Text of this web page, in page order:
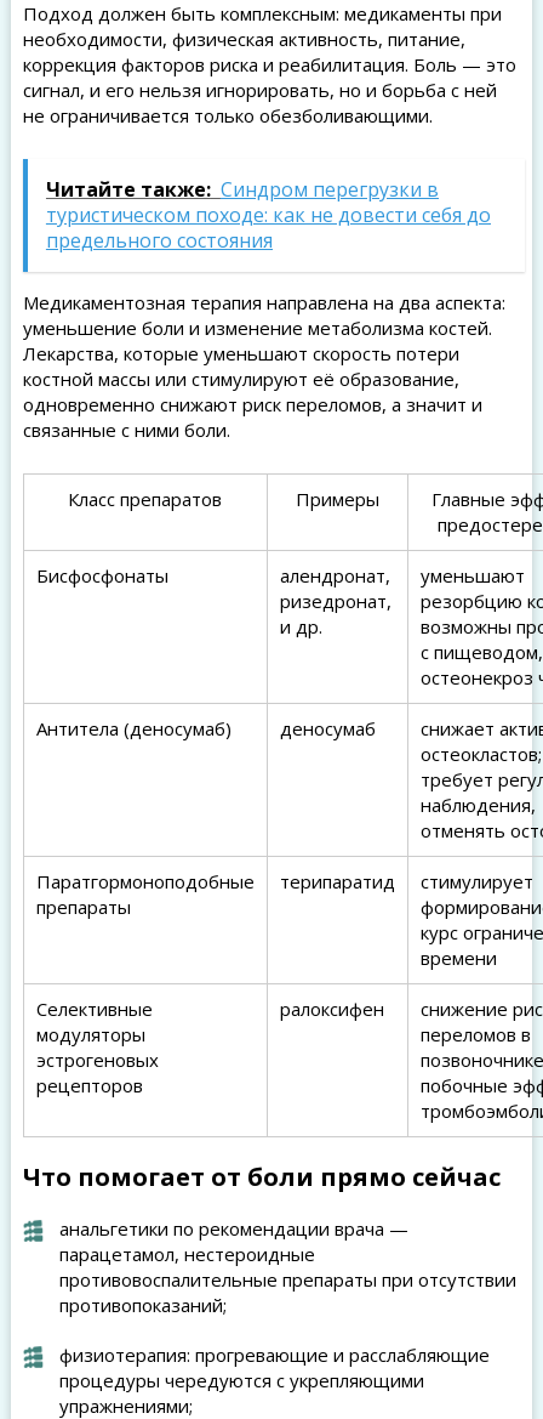
Подход должен быть комплексным: медикаменты при
необходимости, физическая активность, питание,
коррекция факторов риска и реабилитация. Боль — это
сигнал, и его нельзя игнорировать, но и борьба с ней
не ограничивается только обезболивающими.
Читайте также: Синдром перегрузки в
туристическом походе: как не довести себя до
предельного состояния
Медикаментозная терапия направлена на два аспекта:
уменьшение боли и изменение метаболизма костей.
Лекарства, которые уменьшают скорость потери
костной массы или стимулируют её образование,
одновременно снижают риск переломов, а значит и
связанные с ними боли.
Класс препаратов Примеры
Главные
Бисфосфонаты
алендронат,
ризедронат,
и др.
уменьшают
резорбцию
возможны
с
остеонекроз
Антитела (деносумаб) деносумаб
снижает
остеокластов;
требует
наблюдения,
отменять
Паратгормоноподобные
препараты
терипаратид
стимулирует
курс
времени
Селективные
модуляторы
эстрогеновых
рецепторов
ралоксифен
снижение
переломов в
побочные
Что помогает от боли прямо сейчас
анальгетики по рекомендации врача —
парацетамол, нестероидные
противовоспалительные препараты при отсутствии
противопоказаний;
физиотерапия: прогревающие и расслабляющие
процедуры чередуются с укрепляющими
упражнениями;